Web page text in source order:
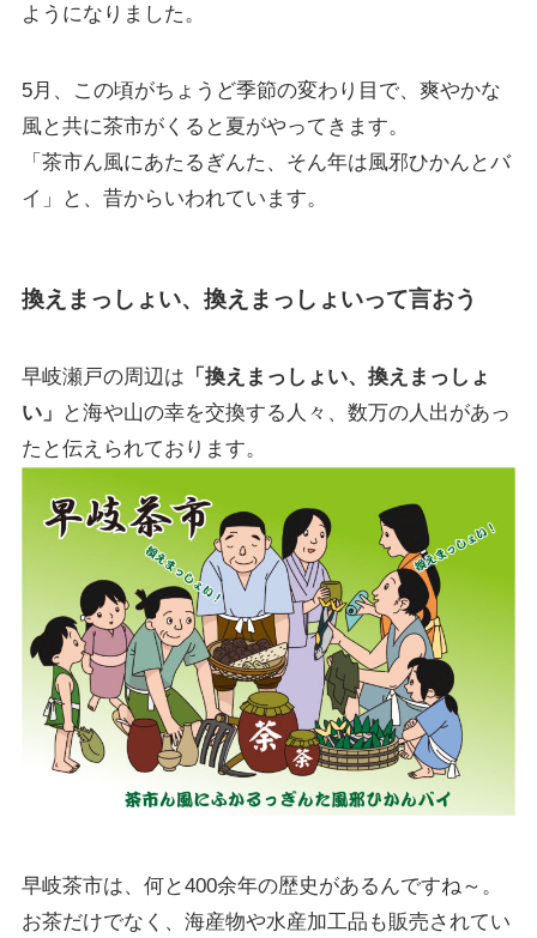
ようになりました。
5月、この頃がちょうど季節の変わり目で、爽やかな
風と共に茶市がくると夏がやってきます。
「茶市ん風にあたるぎんた、そん年は風邪ひかんとバ
イ」と、昔からいわれています。
換えまっしょい、換えまっしょいって言おう
早岐瀬戸の周辺は 「換えまっしょい、換えまっしょ
い」
と海や山の幸を交換する人々、数万の人出があっ
たと伝えられております。
早岐茶市は、何と400余年の歴史があるんですね～。
お茶だけでなく、海産物や水産加工品も販売されてい